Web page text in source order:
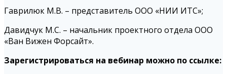
Гаврилюк М.В. – представитель ООО «НИИ ИТС»;
Давидчук М.С. – начальник проектного отдела ООО
«Ван Вижен Форсайт».
Зарегистрироваться на вебинар можно по ссылке: